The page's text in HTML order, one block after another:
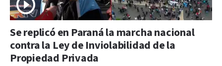
Se replicó en Paraná la marcha nacional
contra la Ley de Inviolabilidad de la
Propiedad Privada